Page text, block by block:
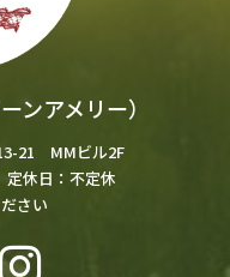
アメリー）
21 MMビル2F
休日：不定休
さい